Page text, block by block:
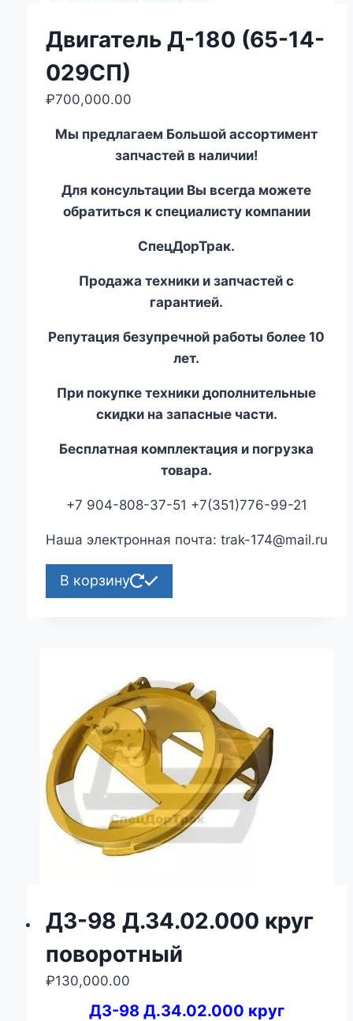
Двигатель Д-180 (65-14-
029СП)
₽700,000.00
Мы предлагаем Большой ассортимент
запчастей в наличии!
Для консультации Вы всегда можете
обратиться к специалисту компании
СпецДорТрак.
Продажа техники и запчастей с
гарантией.
Репутация безупречной работы более 10
лет.
При покупке техники дополнительные
скидки на запасные части.
Бесплатная комплектация и погрузка
товара.
+7 904-808-37-51 +7(351)776-99-21
Наша электронная почта: trak-174@mail.ru
В корзину
ДЗ-98 Д.34.02.000 круг
поворотный
₽130,000.00
ДЗ-98 Д.34.02.000 круг